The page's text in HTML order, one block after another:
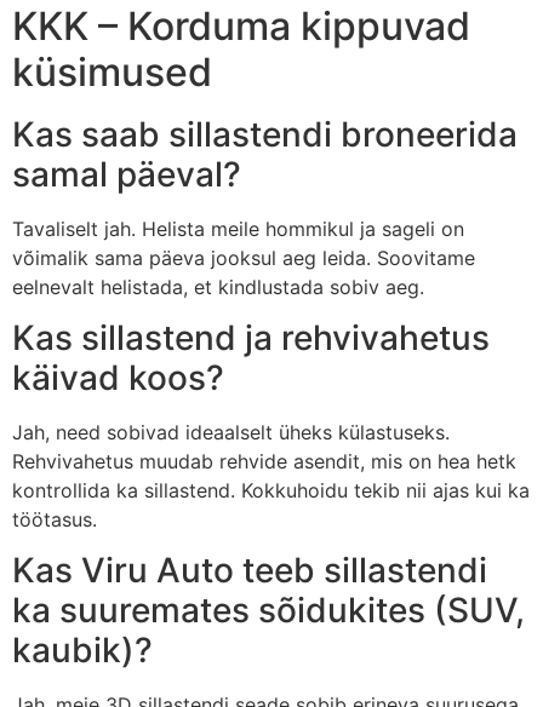
KKK – Korduma kippuvad
küsimused
Kas saab sillastendi broneerida
samal päeval?
Tavaliselt jah. Helista meile hommikul ja sageli on
võimalik sama päeva jooksul aeg leida. Soovitame
eelnevalt helistada, et kindlustada sobiv aeg.
Kas sillastend ja rehvivahetus
käivad koos?
Jah, need sobivad ideaalselt üheks külastuseks.
Rehvivahetus muudab rehvide asendit, mis on hea hetk
kontrollida ka sillastend. Kokkuhoidu tekib nii ajas kui ka
töötasus.
Kas Viru Auto teeb sillastendi
ka suuremates sõidukites (SUV,
kaubik)?